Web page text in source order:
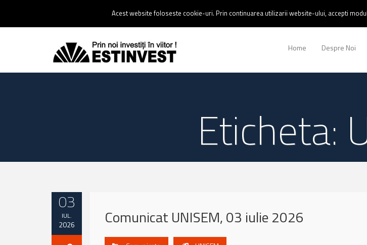
0237 238 900 |Email :contact@estinvest.ro
Home Despre Noi
Eticheta:
03
IUL.
2026 Comunicat UNISEM, 03 iulie 2026
Acest website foloseste cookie-uri. Prin continuarea utilizarii website-ului, accepti